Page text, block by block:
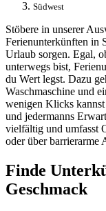
Südwest
Stöbere in unserer
Ferienunterkünften in
Urlaub sorgen. Egal,
unterwegs bist,
du Wert legst. Dazu
Waschmaschine und
wenigen Klicks
und jedermanns
vielfältig und umfasst
oder über barrierarme
Finde
Geschmack